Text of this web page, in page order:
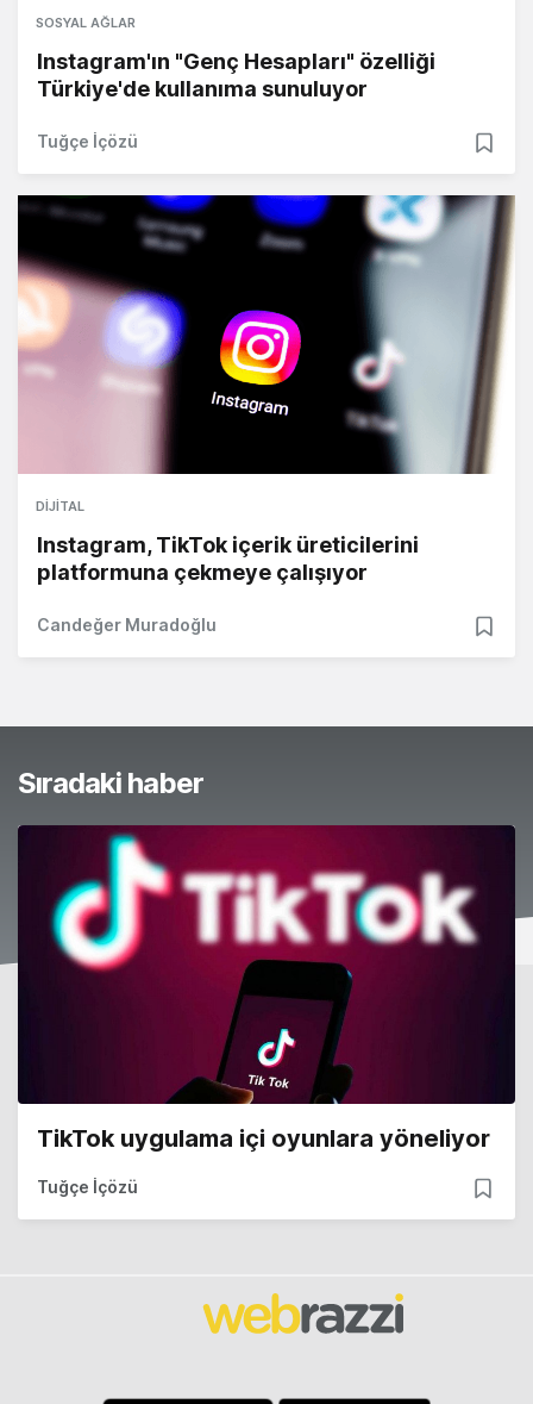
SOSYAL AĞLAR
Instagram'ın "Genç Hesapları" özelliği
Türkiye'de kullanıma sunuluyor
Tuğçe İçözü
DIJITAL
Instagram, TikTok içerik üreticilerini
platformuna çekmeye çalışıyor
Candeğer Muradoğlu
Sıradaki haber
TikTok uygulama içi oyunlara yöneliyor
Tuğçe İçözü